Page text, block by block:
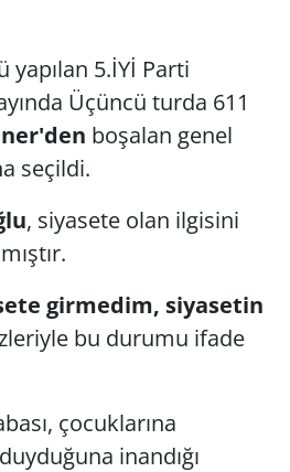
yapılan 5.İYİ Parti
Üçüncü turda 611
boşalan genel
seçildi.
, siyasete olan ilgisini
girmedim, siyasetin
bu durumu ifade
çocuklarına
inandığı